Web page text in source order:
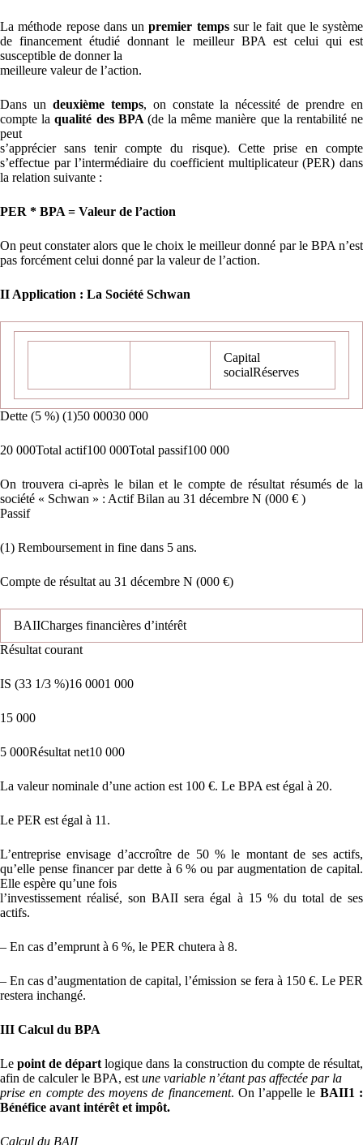
La méthode repose dans unpremier temps sur le fait que le système
de financement étudié donnant le meilleur BPA est celui qui est
susceptible de donner la
meilleure valeur de l’action.
Dans un deuxième temps, on constate la nécessité de prendre en
compte laqualité des BPA (de la même manière que la rentabilité ne
peut
s’apprécier sans tenir compte du risque). Cette prise en compte
s’effectue par l’intermédiaire du coefficient multiplicateur (PER) dans
la relation suivante :
PER * BPA = Valeur de l’action
On peut constater alors que le choix le meilleur donné par le BPA n’est
pas forcément celui donné par la valeur de l’action.
II Application : La Société Schwan
Capital
socialRéserves
Dette (5 %) (1)50 00030 000
20 000Total actif100 000Total passif100 000
On trouvera ci-après le bilan et le compte de résultat résumés de la
société « Schwan » : Actif Bilan au 31 décembre N (000 € )
Passif
(1) Remboursement in fine dans 5 ans.
Compte de résultat au 31 décembre N (000 €)
BAIICharges financières d’intérêt
Résultat courant
IS (33 1/3 %)16 0001 000
15 000
5 000Résultat net10 000
La valeur nominale d’une action est 100 €. Le BPA est égal à 20.
Le PER est égal à 11.
L’entreprise envisage d’accroître de 50 % le montant de ses actifs,
qu’elle pense financer par dette à 6 % ou par augmentation de capital.
Elle espère qu’une fois
l’investissement réalisé, son BAII sera égal à 15 % du total de ses
actifs.
– En cas d’emprunt à 6 %, le PER chutera à 8.
– En cas d’augmentation de capital, l’émission se fera à 150 €. Le PER
restera inchangé.
III Calcul du BPA
Lepoint de départlogique dans la construction du compte de résultat,
afin de calculer le BPA, est une variable n’étant pas affectée par la
prise en compte des moyens de financement. On l’appelle le BAII1 :
Bénéfice avant intérêt et impôt.
Calcul du BAII